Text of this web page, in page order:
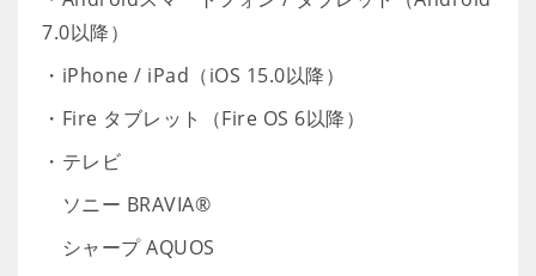
7.0以降）
・iPhone / iPad（iOS 15.0以降）
・Fire タブレット（Fire OS 6以降）
・テレビ
ソニー BRAVIA®
シャープ AQUOS